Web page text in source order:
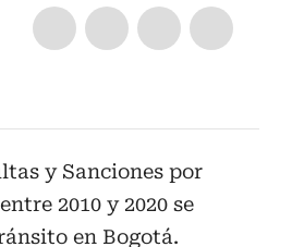
y Sanciones por
2010 y 2020 se
en Bogotá.